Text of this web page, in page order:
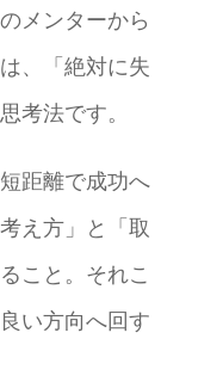
メンターから
、「絶対に失
考法です。
距離で成功へ
え方」と「取
こと。それこ
い方向へ回す